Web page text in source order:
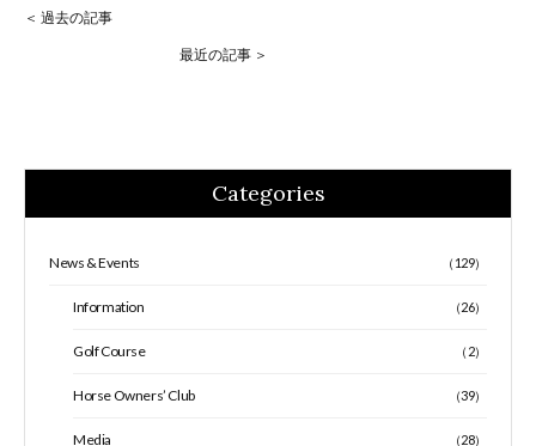
＜ 過去の記事
最近の記事 ＞
Categories
News & Events （129）
Information （26）
Golf Course （2）
Horse Owners’ Club （39）
Media （28）